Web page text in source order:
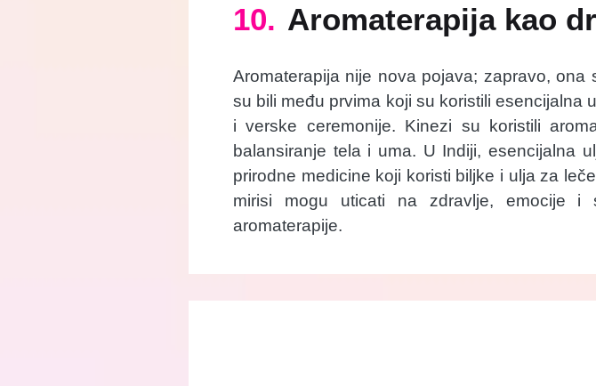
10. Aromaterapija kao
Aromaterapija nije nova pojava; zapravo,
su bili među prvima koji su koristili esencijalna
i verske ceremonije. Kinezi su koristili
balansiranje tela i uma. U Indiji, esencijalna
prirodne medicine koji koristi biljke i ulja za
mirisi mogu uticati na zdravlje, emocije i
aromaterapije.